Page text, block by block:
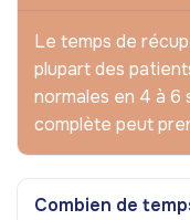
Le temps de
plupart des
normales en 4 à 6
complète peut
Combien de